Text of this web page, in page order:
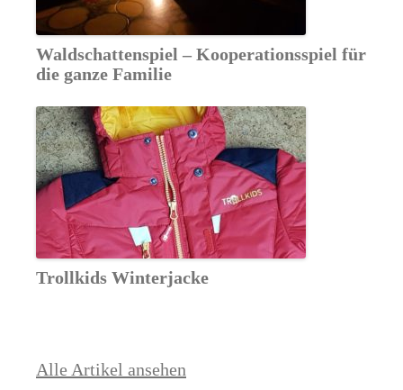
Waldschattenspiel – Kooperationsspiel für
die ganze Familie
Trollkids Winterjacke
Alle Artikel ansehen